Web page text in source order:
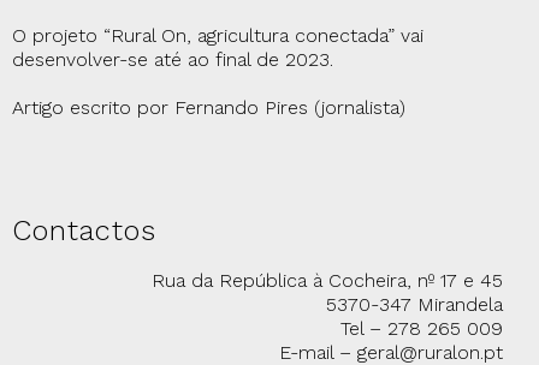
O projeto “Rural On, agricultura conectada” vai
desenvolver-se até ao final de 2023.
Artigo escrito por Fernando Pires (jornalista)
Contactos
Rua da República à Cocheira, nº 17 e 45
5370-347 Mirandela
Tel – 278 265 009
E-mail – geral@ruralon.pt